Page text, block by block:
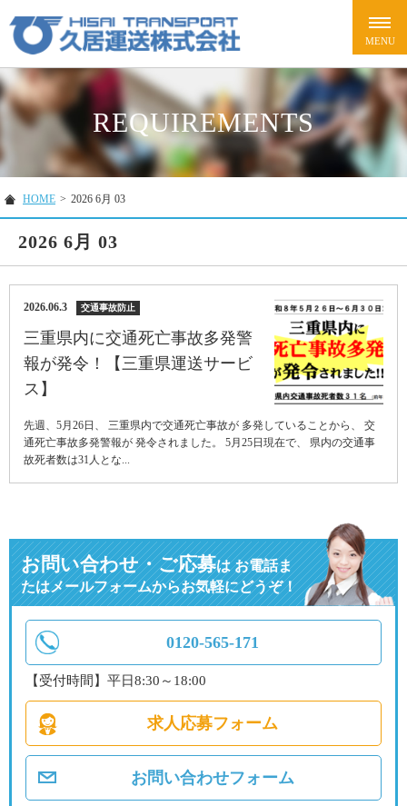
REQUIREMENTS
HOME > 2026 6月 03
2026 6月 03
2026.06.3 交通事故防止
三重県内に交通死亡事故多発警
報が発令！【三重県運送サービ
ス】
先週、5月26日、 三重県内で交通死亡事故が 多発していることから、 交
通死亡事故多発警報が 発令されました。 5月25日現在で、 県内の交通事
故死者数は31人とな...
お問い合わせ・ご応募はお電話ま
たはメールフォームからお気軽にどうぞ！
0120-565-171
【受付時間】平日8:30～18:00
求人応募フォーム
お問い合わせフォーム